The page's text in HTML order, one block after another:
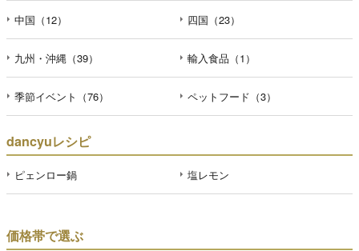
中国（12） 四国（23）
九州・沖縄（39） 輸入食品（1）
季節イベント（76） ペットフード（3）
dancyuレシピ
ピェンロー鍋 塩レモン
価格帯で選ぶ